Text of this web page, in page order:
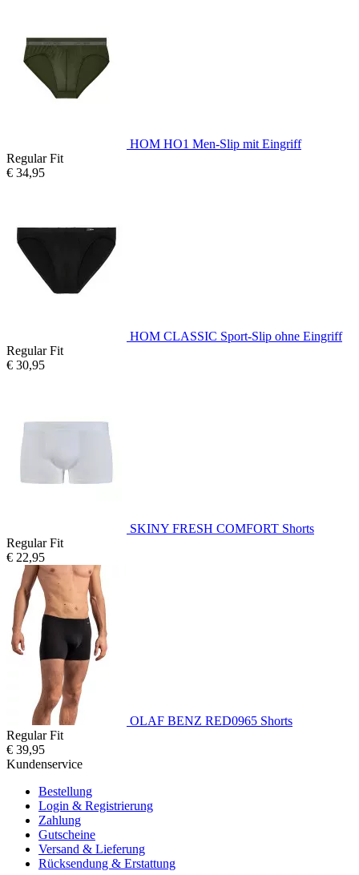
HOM HO1 Men-Slip mit Eingriff
Regular Fit
€ 34,95
HOM CLASSIC Sport-Slip ohne Eingriff
Regular Fit
€ 30,95
SKINY FRESH COMFORT Shorts
Regular Fit
€ 22,95
OLAF BENZ RED0965 Shorts
Regular Fit
€ 39,95
Kundenservice
Bestellung
Login & Registrierung
Zahlung
Gutscheine
Versand & Lieferung
Rücksendung & Erstattung